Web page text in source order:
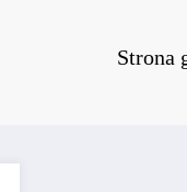
Strona